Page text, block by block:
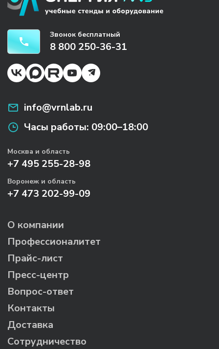
Звонок бесплатный
8 800 250-36-31
info@vrnlab.ru
Часы работы: 09:00–18:00
Москва и область
+7 495 255-28-98
Воронеж и область
+7 473 202-99-09
О компании
Профессионалитет
Прайс-лист
Пресс-центр
Вопрос-ответ
Контакты
Доставка
Сотрудничество